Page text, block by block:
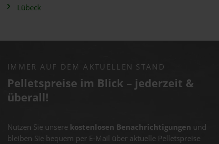
Lübeck
IMMER AUF DEM AKTUELLEN STAND
Pelletspreise im Blick – jederzeit &
überall!
Nutzen Sie unsere kostenlosen Benachrichtigungen und
bleiben Sie bequem per E-Mail über aktuelle Pelletspreise